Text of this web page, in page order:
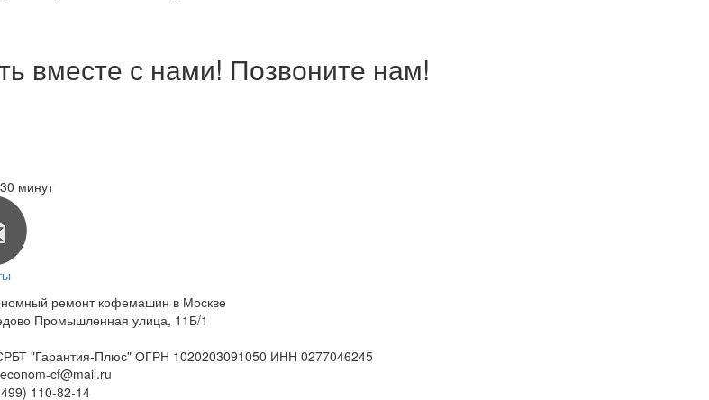
вместе с нами! Позвоните нам!
минут
ремонт кофемашин в Москве
Промышленная улица, 11Б/1
"Гарантия-Плюс" ОГРН 1020203091050 ИНН 0277046245
econom-cf@mail.ru
110-82-14